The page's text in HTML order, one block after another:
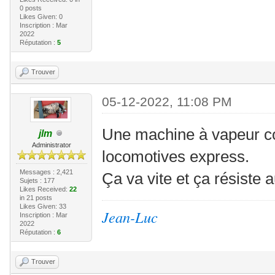
0 posts
Likes Given: 0
Inscription : Mar
2022
Réputation : 5
Trouver
jlm
Administrator
Messages : 2,421
Sujets : 177
Likes Received: 22
in 21 posts
Likes Given: 33
Inscription : Mar
2022
Réputation : 6
05-12-2022, 11:08 PM
Une machine à vapeur
locomotives express.
Ça va vite et ça résiste
Jean-Luc
Trouver